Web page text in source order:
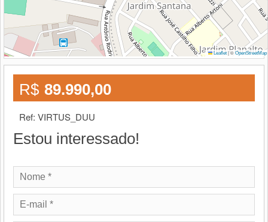
Leaflet |© OpenStreetMap
R$ 89.990,00
Ref: VIRTUS_DUU
Estou interessado!